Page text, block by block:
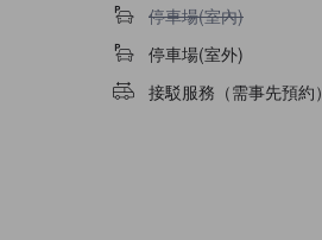
不提供停車場(室內)
停車場(室內)
停車場(室外)
接駁服務（需事先預約）